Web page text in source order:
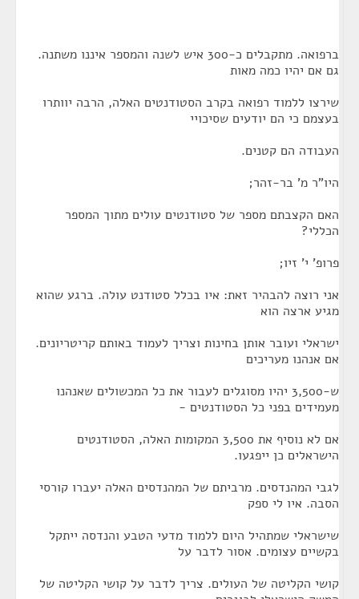
ברפואה. מתקבלים כ-300 איש לשנה והמספר איננו משתנה.
גם אם יהיו כמה מאות
שירצו ללמוד רפואה בקרב הסטודנטים האלה, הרבה יוותרו
בעצמם כי הם יודעים שסיכויי
העבודה הם קטנים.
היו"ר מ' בר-זהר;
האם הקצבתם מספר של סטודנטים עולים מתוך המספר
הכללי?
פרופ' י' זיו;
אני רוצה להבהיר זאת: איו בכלל סטודנט עולה. ברגע שהוא
מגיע ארצה הוא
ישראלי ועובר אותן בחינות וצריך לעמוד באותם קריטריונים.
אם אנהנו מעריכים
ש-3,500 יהיו מסוגלים לעבור את כל המכשולים שאנהנו
מעמידים בפני כל הסטודנטים -
אם לא נוסיף את 3,500 המקומות האלה, הסטודנטים
הישראלים כן ייפגעו.
לגבי המהנדסים. מרביתם של המהנדסים האלה יעברו קורסי
הסבה. איו לי ספק
שישראלי שמתהיל היום ללמוד מדעי הטבע והנדסה ייתקל
בקשיים עצומים. אסור לדבר על
קושי הקליטה של העולים. צריך לדבר על קושי הקליטה של